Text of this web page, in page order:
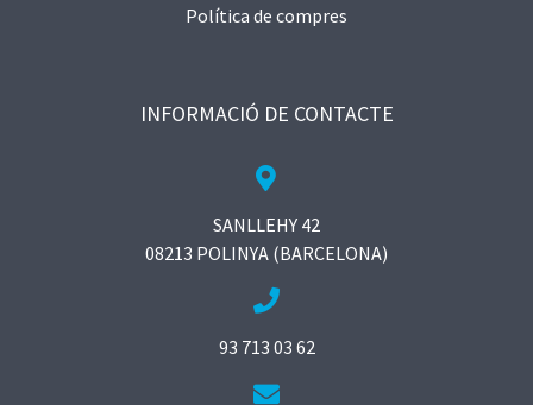
Política de compres
INFORMACIÓ DE CONTACTE
SANLLEHY 42
08213 POLINYA (BARCELONA)
93 713 03 62